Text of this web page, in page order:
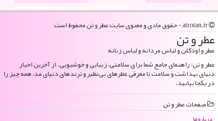
عطر و تن
عطر و اودکلن و لباس مردانه و لباس زنانه
عطر و تن: راهنمای جامع شما برای سلامتی، زیبایی و خوشبویی. از آخرین اخبار
دنیای بهداشت و سلامت تا معرفی عطرهای بی‌نظیر و ترندهای دنیای مد، همه چیز را
در یکجا بیابید.
صفحات عطر و تن